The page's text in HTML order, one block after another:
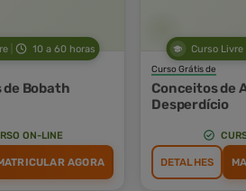
10 a 60 horas
de Bobath
ON-LINE
AGORA
Curso Livre
Curso Grátis de
Conceitos de
Desperdício
DETALHES